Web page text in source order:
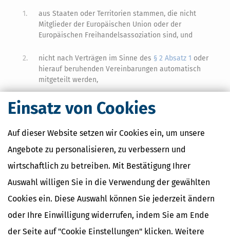
Einsatz von Cookies
Auf dieser Website setzen wir Cookies ein, um unsere
Angebote zu personalisieren, zu verbessern und
wirtschaftlich zu betreiben. Mit Bestätigung Ihrer
Auswahl willigen Sie in die Verwendung der gewählten
Cookies ein. Diese Auswahl können Sie jederzeit ändern
oder Ihre Einwilligung widerrufen, indem Sie am Ende
der Seite auf "Cookie Einstellungen" klicken. Weitere
1.
aus Staaten oder Territorien stammen, die nicht
Mitglieder der Europäischen Union oder der
Europäischen Freihandelsassoziation sind, und
2. nicht nach Verträgen im Sinne des § 2 Absatz 1 oder
hierauf beruhenden Vereinbarungen automatisch
mitgeteilt werden,
beginnt die Festsetzungsfrist frühestens mit Ablauf des
Kalenderjahres, in dem diese Kapitalerträge der Finanzbehörde
bekannt geworden sind, spätestens jedoch zehn Jahre nach Ablauf
des Kalenderjahres, in dem die Steuer entstanden ist.
(7) Für
Steuern auf Einkünfte
oder Erträge, die in Zusammenhang
stehen mit Beziehungen zu einer Drittstaat-Gesellschaft im Sinne
des§ 138 Absatz 3, auf die der Steuerpflichtige allein oder
zusammen mit nahestehenden Personen im Sinne des § 1 Absatz 2
des Außensteuergesetzes unmittelbar oder mittelbar einen
beherrschenden oder bestimmenden Einfluss ausüben kann,
beginnt die Festsetzungsfrist frühestens mit Ablauf des
Kalenderjahres, in dem diese Beziehungen durch Mitteilung des